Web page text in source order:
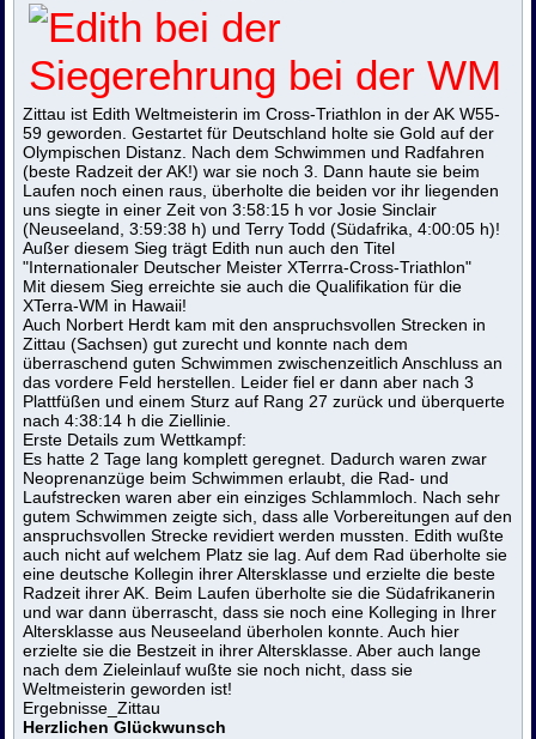
Zittau ist Edith Weltmeisterin im Cross-Triathlon in der AK W55-
59 geworden. Gestartet für Deutschland holte sie Gold auf der
Olympischen Distanz. Nach dem Schwimmen und Radfahren
(beste Radzeit der AK!) war sie noch 3. Dann haute sie beim
Laufen noch einen raus, überholte die beiden vor ihr liegenden
uns siegte in einer Zeit von 3:58:15 h vor Josie Sinclair
(Neuseeland, 3:59:38 h) und Terry Todd (Südafrika, 4:00:05 h)!
Außer diesem Sieg trägt Edith nun auch den Titel
"Internationaler Deutscher Meister XTerrra-Cross-Triathlon"
Mit diesem Sieg erreichte sie auch die Qualifikation für die
XTerra-WM in Hawaii!
Auch Norbert Herdt kam mit den anspruchsvollen Strecken in
Zittau (Sachsen) gut zurecht und konnte nach dem
überraschend guten Schwimmen zwischenzeitlich Anschluss an
das vordere Feld herstellen. Leider fiel er dann aber nach 3
Plattfüßen und einem Sturz auf Rang 27 zurück und überquerte
nach 4:38:14 h die Ziellinie.
Erste Details zum Wettkampf:
Es hatte 2 Tage lang komplett geregnet. Dadurch waren zwar
Neoprenanzüge beim Schwimmen erlaubt, die Rad- und
Laufstrecken waren aber ein einziges Schlammloch. Nach sehr
gutem Schwimmen zeigte sich, dass alle Vorbereitungen auf den
anspruchsvollen Strecke revidiert werden mussten. Edith wußte
auch nicht auf welchem Platz sie lag. Auf dem Rad überholte sie
eine deutsche Kollegin ihrer Altersklasse und erzielte die beste
Radzeit ihrer AK. Beim Laufen überholte sie die Südafrikanerin
und war dann überrascht, dass sie noch eine Kolleging in Ihrer
Altersklasseaus Neuseeland überholen konnte. Auch hier
erzielte sie die Bestzeit in ihrer Altersklasse. Aber auch lange
nach dem Zieleinlauf wußte sie noch nicht, dass sie
Weltmeisterin geworden ist!
Ergebnisse_Zittau
Herzlichen Glückwunsch